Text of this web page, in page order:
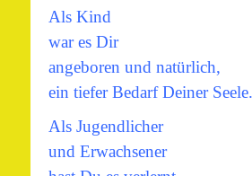
Als Kind
war es Dir
angeboren und natürlich,
ein tiefer Bedarf Deiner Seele.
Als Jugendlicher
und Erwachsener